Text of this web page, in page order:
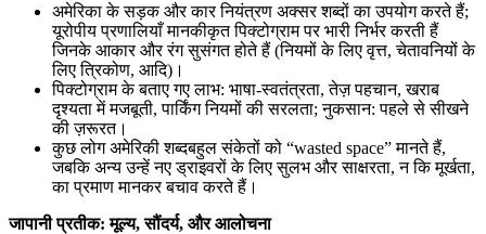
अमेरिका के सड़क और कार नियंत्रण अक्सर शब्दों का उपयोग करते हैं;
यूरोपीय प्रणालियाँ मानकीकृत पिक्टोग्राम पर भारी निर्भर करती हैं
जिनके आकार और रंग सुसंगत होते हैं (नियमों के लिए वृत्त, चेतावनियों के
लिए त्रिकोण, आदि)।
पिक्टोग्राम के बताए गए लाभ: भाषा-स्वतंत्रता, तेज़ पहचान, खराब
दृश्यता में मजबूती, पार्किंग नियमों की सरलता; नुकसान: पहले से सीखने
की ज़रूरत।
कुछ लोग अमेरिकी शब्दबहुल संकेतों को “wasted space” मानते हैं,
जबकि अन्य उन्हें नए ड्राइवरों के लिए सुलभ और साक्षरता, न कि मूर्खता,
का प्रमाण मानकर बचाव करते हैं।
जापानी प्रतीक: मूल्य, सौंदर्य, और आलोचना